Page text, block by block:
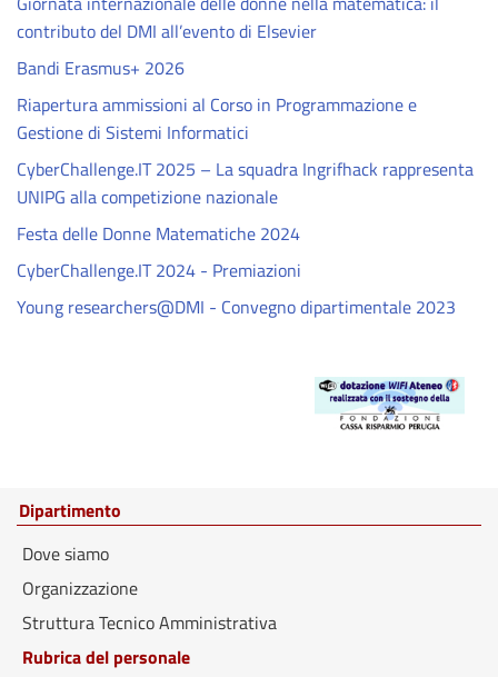
contributo del DMI all’evento di Elsevier
Bandi Erasmus+ 2026
Riapertura ammissioni al Corso in Programmazione e
Gestione di Sistemi Informatici
CyberChallenge.IT 2025 – La squadra Ingrifhack rappresenta
UNIPG alla competizione nazionale
Festa delle Donne Matematiche 2024
CyberChallenge.IT 2024 - Premiazioni
Young researchers@DMI - Convegno dipartimentale 2023
Dipartimento
Dove siamo
Organizzazione
Struttura Tecnico Amministrativa
Rubrica del personale